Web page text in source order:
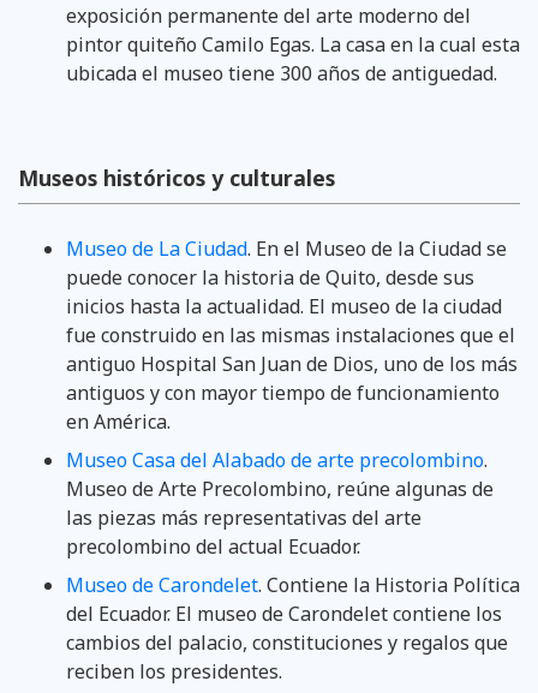
exposición permanente del arte moderno del
pintor quiteño Camilo Egas. La casa en la cual esta
ubicada el museo tiene 300 años de antiguedad.
Museos históricos y culturales
Museo de La Ciudad. En el Museo de la Ciudad se
puede conocer la historia de Quito, desde sus
inicios hasta la actualidad. El museo de la ciudad
fue construido en las mismas instalaciones que el
antiguo Hospital San Juan de Dios, uno de los más
antiguos y con mayor tiempo de funcionamiento
en América.
Museo Casa del Alabado de arte precolombino.
Museo de Arte Precolombino, reúne algunas de
las piezas más representativas del arte
precolombino del actual Ecuador.
Museo de Carondelet. Contiene la Historia Política
del Ecuador. El museo de Carondelet contiene los
cambios del palacio, constituciones y regalos que
reciben los presidentes.